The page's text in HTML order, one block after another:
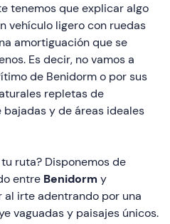
tenemos que explicar algo
vehículo ligero con ruedas
amortiguación que se
Es decir, no vamos a
de Benidorm o por sus
repletas de
y de áreas ideales
ruta? Disponemos de
entre Benidorm y
al irte adentrando por una
vaguadas y paisajes únicos.